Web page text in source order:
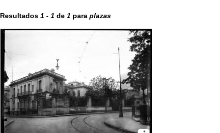
Resultados 1 - 1 de 1 para plazas